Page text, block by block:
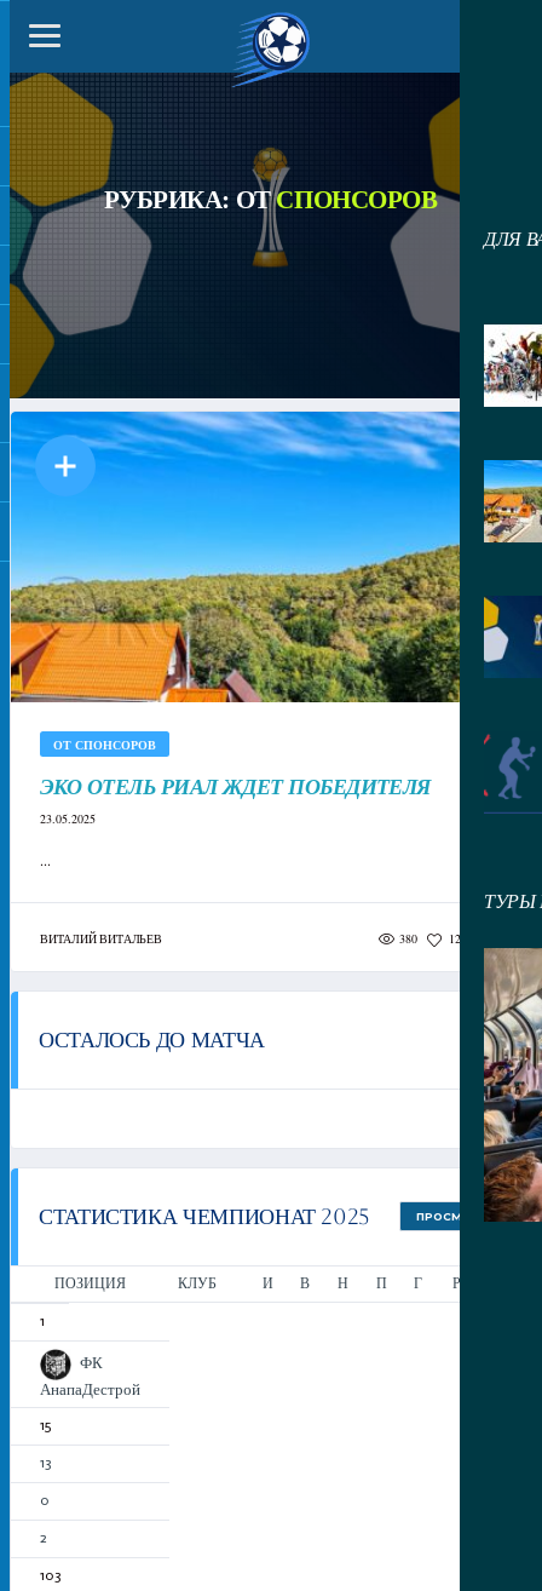
ДЛЯ
ТУРЫ
РУБРИКА: ОТСПОНСОРОВ
ОТ СПОНСОРОВ
ЭКО ОТЕЛЬ РИАЛ ЖДЕТ ПОБЕДИТЕЛЯ
23.05.2025
...
ВИТАЛИЙ ВИТАЛЬЕВ 380 127
ОСТАЛОСЬ ДО МАТЧА
СТАТИСТИКА ЧЕМПИОНАТ 2025 ПРОСМОТР
ПОЗИЦИЯ КЛУБ И В Н П Г РМ
1
ФК
АнапаДестрой
15
13
0
2
103